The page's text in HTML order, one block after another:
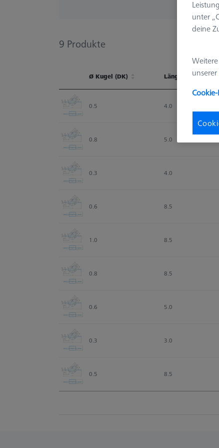
9 Produkte
Ø Kugel (DK) Länge (L)
0.5
4.0
0.8 5.0
0.3 4.0
0.6 8.5
1.0 8.5
0.8 8.5
0.6 5.0
0.3 3.0
0.5 8.5
unter
deine
unserer